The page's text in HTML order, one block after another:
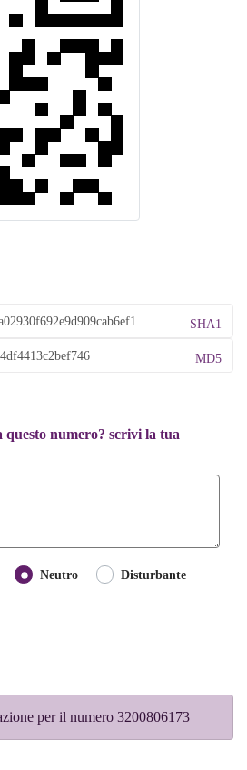
SHA1
MD5
questo numero? scrivi la tua
Neutro Disturbante
per il numero 3200806173